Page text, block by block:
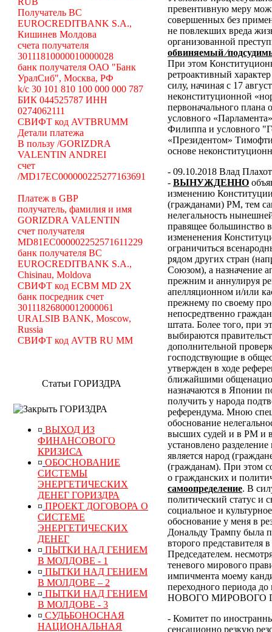
Получатель BC
EUROCREDITBANK S.A.,
Кишинев Молдова
счета получателя
30111810000010000028
банк получателя ОАО "Банк
УралСиб", Москва, РФ
k/c 30 101 810 100 000 000 787
БИК 044525787 ИНН
0274062111
СВИФТ код AVTBRUMM
Детали платежа
В пользу /GORIZDRA
VALENTIN ANDREI
счет
/MD17EC000000225277163691
Платеж в GBP
получатель, фамилия и имя
GORIZDRA VALENTIN
счет получателя
MD81EC000002252571611229
банк получателя BC
EUROCREDITBANK S.A.,
Chisinau, Moldova
СВИФТ код ECBM MD 2X
банк посредник счет
30111826800012000061
URALSIB BANK, Moscow,
Russia
СВИФТ код AVTB RU MM
Статьи ГОРИЗДРА
ГОРИЗДРА
¤ ВЫХОД ИЗ
ФИНАНСОВОГО
КРИЗИСА
¤ ОБОСНОВАНИЕ
СИСТЕМЫ
ЭНЕРГЕТИЧЕСКИХ
ДЕНЕГ ГОРИЗДРА
¤ ПРОЕКТ ДОГОВОРА О
СИСТЕМЕ
ЭНЕРГЕТИЧЕСКИХ
ДЕНЕГ
¤ ПЫТКИ НАД ГЕНИЕМ
В МОЛДОВЕ - 1
¤ ПЫТКИ НАД ГЕНИЕМ
В МОЛДОВЕ – 2
¤ ПЫТКИ НАД ГЕНИЕМ
В МОЛДОВЕ - 3
¤ СУДЬБОНОСНАЯ
НАЦИОНАЛЬНАЯ
превентивную меру
совершенных без
не повлекших вреда
организованной
обвиняемый
При этом
ретроактивный
силу, начиная с 17
неконституционной
первоначального плана
условного
Филиппа и условного
«Президентом»
основе
- 09.10.2018 Влад
- ВЫНУЖДЕННО
изменению
(гражданами) РМ, тем
нелегальность
правящее большинство
измененения
ограничиться
рядом других стран
Союзом), а назначение
прежним и аннулируя
апелляционном и/или
прежнему по своему
непосредтвенно
штата. Более того, при
выбираются
дополнительной
господствующие в
утвержден в ходе
ближайшими
назначаются в Японии
получить у народа
референдума. Мною
обоснование
высших судей и в РМ и
установлено
является народ
(гражданам). При этом
о гражданских и
самоопределение. В
политический статус и
социальное и
обоснование у меня в
Дональду Трампу была
второго представителя
Председателем.
теневого мирового
импичмента моему
переходного
НОВОГО МИРОВОГО
- Комитет по
сенсационно резкую